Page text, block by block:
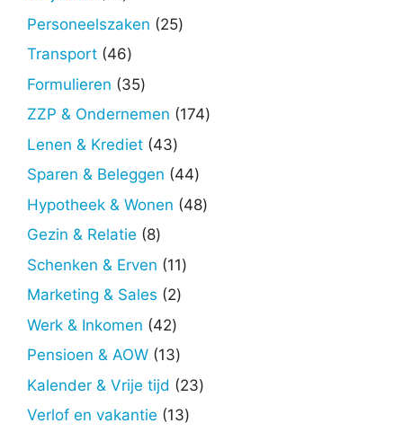
producten
Personeelszaken 2525
Transport 4646
producten
Formulieren 3535
producten
ZZP & Ondernemen 174174
Lenen & Krediet 4343
producten
Sparen & Beleggen 4444
producten
Hypotheek & Wonen 4848
Gezin & Relatie 88
producten
Schenken & Erven 1111
Marketing & Sales 22
Werk & Inkomen 4242
producten
Pensioen & AOW 1313
producten
Kalender & Vrije tijd 2323
Verlof en vakantie 1313